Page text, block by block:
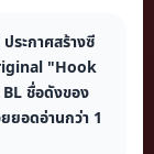
ระกาศสร้างซี
"Hook
ชื่อดังของ
ยอดอ่านกว่า 1